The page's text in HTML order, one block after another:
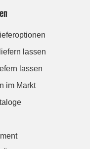
lassen
lassen
im Markt